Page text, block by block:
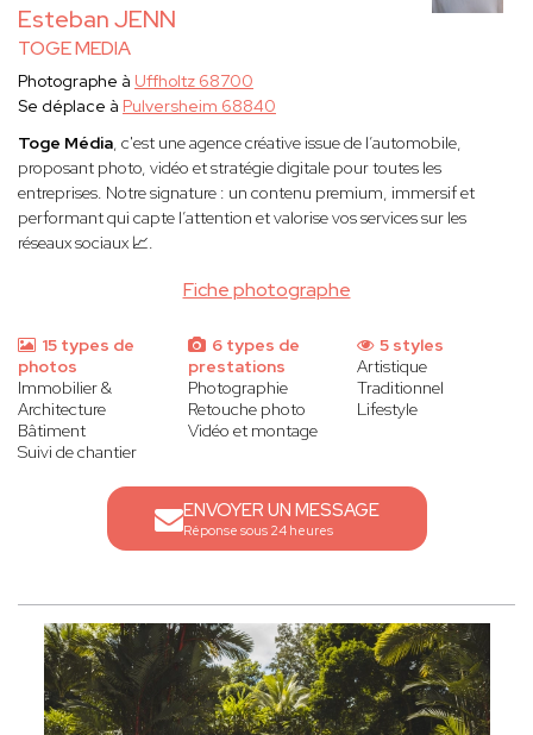
Esteban JENN
TOGE MEDIA
Fiche photographe
Photographe à Uffholtz 68700
Se déplace à Pulversheim 68840
Toge Média, c'est une agence créative issue de l’automobile,
proposant photo, vidéo et stratégie digitale pour toutes les
entreprises. Notre signature : un contenu premium, immersif et
performant qui capte l’attention et valorise vos services sur les
réseaux sociaux 📈.
15 types de
photos
Immobilier &
Architecture
Bâtiment
Suivi de chantier
6 types de
prestations
Photographie
Retouche photo
Vidéo et montage
5 styles
Artistique
Traditionnel
Lifestyle
ENVOYER UN MESSAGE
Réponse sous 24 heures